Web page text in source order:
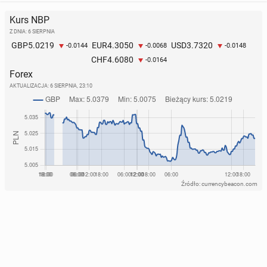
Kurs NBP
Z DNIA: 6 SIERPNIA
GBP5.0219 -0.0144 EUR4.3050 -0.0068 USD3.7320 -0.0148
CHF4.6080 -0.0164
Forex
AKTUALIZACJA: 6 SIERPNIA, 23:10
Źródło: currencybeacon.com